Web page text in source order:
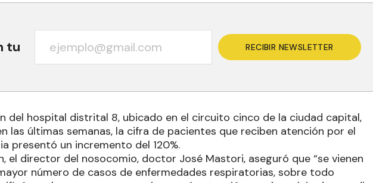
tu RECIBIR NEWSLETTER
del hospital distrital 8, ubicado en el circuito cinco de la ciudad capital,
las últimas semanas, la cifra de pacientes que reciben atención por el
presentó un incremento del 120%.
el director del nosocomio, doctor José Mastori, aseguró que “se vienen
número de casos de enfermedades respiratorias, sobre todo